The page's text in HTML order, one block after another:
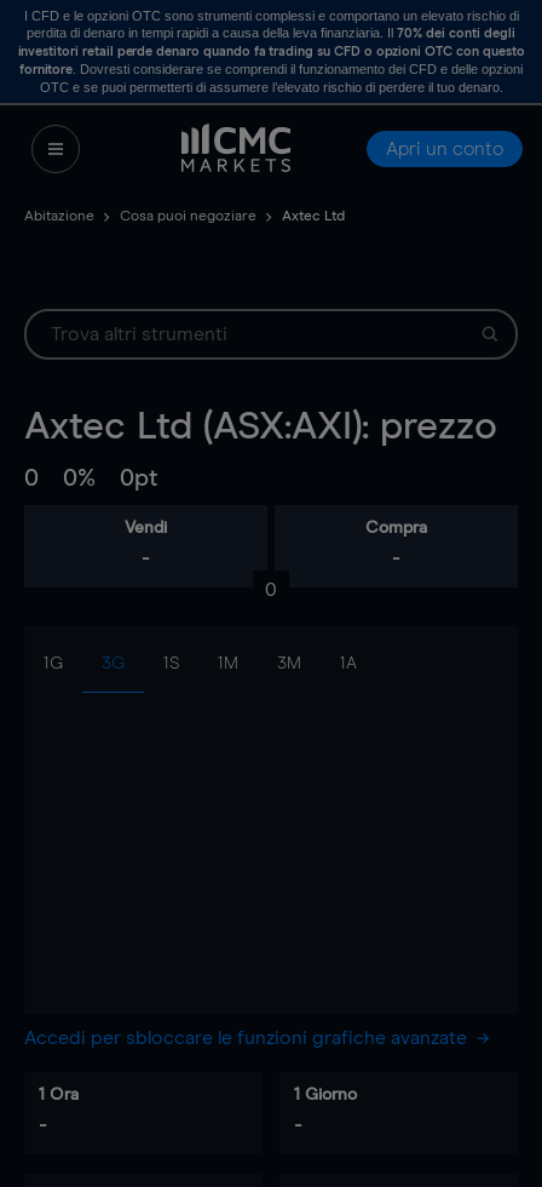
I CFD e le opzioni OTC sono strumenti complessi e comportano un elevato rischio di
perdita di denaro in tempi rapidi a causa della leva finanziaria. Il70% dei conti degli
investitori retail perde denaro quando fa trading su CFD o opzioni OTC con questo
fornitore . Dovresti considerare se comprendi il funzionamento dei CFD e delle opzioni
OTC e se puoi permetterti di assumere l’elevato rischio di perdere il tuo denaro.
Apri un conto
Abitazione Cosa puoi negoziare Axtec Ltd
Axtec Ltd (ASX:AXI): prezzo
0 0% 0pt
Vendi
-
Compra
-
0
1G 3G 1S 1M 3M 1A
Accedi per sbloccare le funzioni grafiche avanzate
1 Ora
-
1 Giorno
-